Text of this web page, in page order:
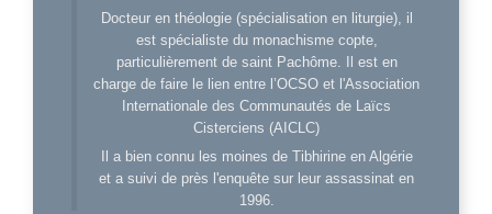
Docteur en théologie (spécialisation en liturgie), il
est spécialiste du monachisme copte,
particulièrement de saint Pachôme. Il est en
charge de faire le lien entre l’OCSO et l'Association
Internationale des Communautés de Laïcs
Cisterciens (AICLC)
Il a bien connu les moines de Tibhirine en Algérie
et a suivi de près l'enquête sur leur assassinat en
1996.